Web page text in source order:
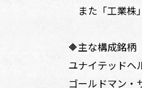
また「工業株
🔶主な構成銘柄
ユナイテッドヘ
ゴールドマン・